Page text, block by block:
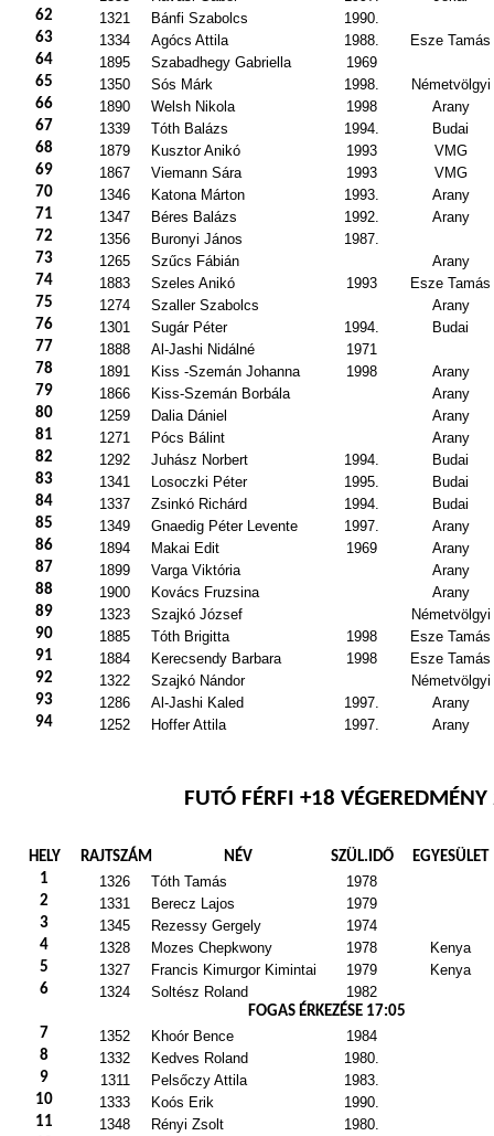
62
1321 Bánfi Szabolcs
1990.
63
1334 Agócs Attila 1988.
Esze Tamás
64
1895 Szabadhegy Gabriella
1969
65
1350 Sós Márk 1998.
Németvölgyi
66
1890 Welsh Nikola 1998
Arany
67
1339 Tóth Balázs 1994.
Budai
68
1879 Kusztor Anikó 1993
VMG
69
1867 Viemann Sára 1993
VMG
70
1346 Katona Márton 1993.
Arany
71
1347 Béres Balázs 1992.
Arany
72
1356 Buronyi János
1987.
73
1265 Szűcs Fábián
Arany
74
1883 Szeles Anikó 1993
Esze Tamás
75
1274 Szaller Szabolcs
Arany
76
1301 Sugár Péter 1994.
Budai
77
1888 Al-Jashi Nidálné
1971
78
1891 Kiss -Szemán Johanna 1998
Arany
79
1866 Kiss-Szemán Borbála
Arany
80
1259 Dalia Dániel
Arany
81
1271 Pócs Bálint
Arany
82
1292 Juhász Norbert 1994.
Budai
83
1341 Losoczki Péter 1995.
Budai
84
1337 Zsinkó Richárd 1994.
Budai
85
1349 Gnaedig Péter Levente 1997.
Arany
86
1894 Makai Edit 1969
Arany
87
1899 Varga Viktória
Arany
88
1900 Kovács Fruzsina
Arany
89
1323 Szajkó József
Németvölgyi
90
1885 Tóth Brigitta 1998
Esze Tamás
91
1884 Kerecsendy Barbara 1998
Esze Tamás
92
1322 Szajkó Nándor
Németvölgyi
93
1286 Al-Jashi Kaled 1997.
Arany
94
1252 Hoffer Attila 1997. Arany
FUTÓ FÉRFI +18
HELY RAJTSZÁM NÉV SZÜL.IDŐ
EGYESÜLET
1
1326 Tóth Tamás
1978
2
1331 Berecz Lajos
1979
3
1345 Rezessy Gergely
1974
4
1328 Mozes Chepkwony 1978
Kenya
5
1327 Francis Kimurgor Kimintai 1979
Kenya
6
1324 Soltész Roland
1982
FOGAS ÉRKEZÉSE 17:05
7
1352 Khoór Bence
1984
8
1332 Kedves Roland
1980.
9
1311 Pelsőczy Attila
1983.
10
1333 Koós Erik
1990.
11
1348 Rényi Zsolt
1980.